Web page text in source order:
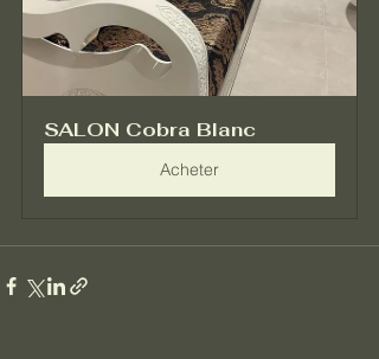
SALON Cobra Blanc
Acheter